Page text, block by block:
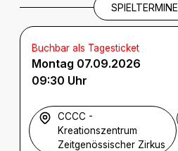
SPIELTERMINE
Buchbar als Tagesticket
Montag 07.09.2026
09:30 Uhr
CCCC -
Kreationszentrum
Zeitgenössischer Zirkus